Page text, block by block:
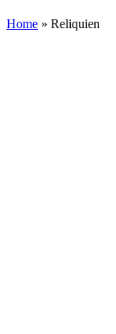
Home » Reliquien